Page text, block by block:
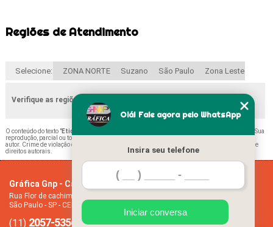
Regiões de Atendimento
Selecione: ZONA NORTE Suzano São Paulo Zona Leste
Verifique as regiões que atendemos
O conteúdo do texto "Etiqueta para Alimentos Parque do Carmo
" é de direito reservado. Sua
reprodução, parcial ou total, mesmo citando nossos links, é proibida sem a autorização do
autor. Crime de violação de direito autoral – artigo 184 do Código Penal –
Lei 9610/98 - Lei de
direitos autorais.
Gráfica Gnp - Cartão de visita
Rua Flor de cachimbo, 274 - Jardim Santana
São Paulo - SP - CEP: 08050-040
(11) 2057-5356 (11)94612-2445
Empresa
Missão
Olá! Fale agora pelo WhatsApp
Insira seu telefone
Iniciar conversa